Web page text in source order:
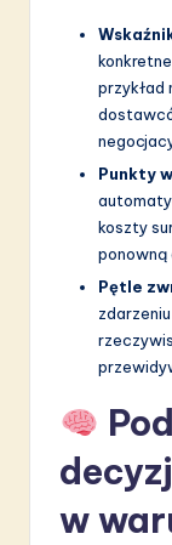
przykład
Punkty
koszty
ponowną
Pętle
w